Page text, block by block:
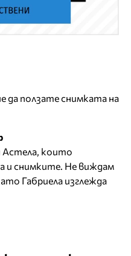
да ползате снимката на
които
и снимките. Не виждам
Габриела изглежда